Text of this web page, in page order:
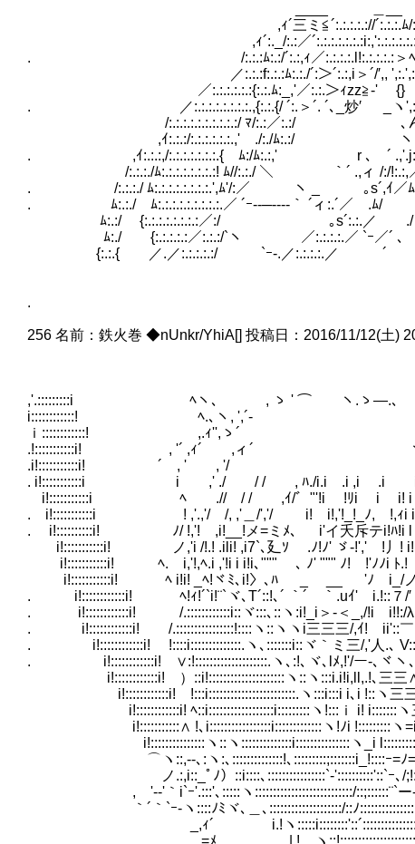
____ ＿__ ／ｨ:.､
,ｨ´三ミ≦´:.:.:.:.://´:.:.:.ﾑ/:/ ,ｨ´-
,ｨ´:._/:.:／´:.:.:.:.:.:.:i:,':.:.:.:.:.:.:.
. /:.:.:ﾑ:.:/´:.:,ｨ／:.:.:.:.l!:.:.:.:.:＞ﾍ:.',:.
／:.:.:f:.:.:ﾑ:.:./´:＞´:.:,i＞´/′,, ',:.',:.:.
／:.:.:.:.:.:{:.:.ﾑ:_,'／:.:.＞ｨzz≧‐' {}
. ／:.:.:.:.:.:.:.:.,{:.:.{/ ´:.＞´. ´､_炒′ _ヽ
/:.:.:.:.:.:.:.:.:.:/ ﾏ/:.:／:.:/ ､んｿ
,ｲ:.:.:/:.:.:.:.:.:.,' ./:./ﾑ:.:/ ヽ `/
. ,ｲ:.:.:,/:.:.:.:.:.:.:.{ ﾑ:/ﾑ:.:,' r ､ ´ .,'.j:.!:.:.| ./ノ 『
/:.:.:./ﾑ:.:.:.:.:.:.:.:! ﾑ//:.:./ ＼ ｀´ .,ィ /:/!:.:,
. /:.:.:./ ﾑ:.:.:.:.:.:.:.:.',ﾑ'/:／ ヽ _ ｡s´,ｲ／ﾑﾘ 『
. ﾑ:.:./ ﾑ:.:.:.:.:.:.:.:.:.／ ´ｰ--─--‐‐｀ ´ィ:.´／ .ﾑ/
ﾑ:.:/ {:.:.:.:.:.:.:.:／:/ ｡s´:.:.／ ./
ﾑ:./ {:.:.:.:.:／:.:.:/`ヽ ／:.:.:.:.／ `ｰ／´ ､
{:.:.{ ／.／:.:.:.:.:/ `ｰ‐.／:.:.:.:.／ ´
.
256 名前：鉄火巻 ◆nUnkr/YhiA[] 投稿日：2016/11/12(土)
,'.:::::::::i ﾍヽ､ , ゝ ' ⌒￣￣ヽ.ゝ―.､
i::::::::::::! ﾍ.､ヽ, ',´-
ｉ::::::::::::! ,.ｨ'',ゝ´
.!:::::::::::i! , '´ ,ｨ´ ,ィ´ ヽ､.
.i!:::::::::::i! ´ , ' , '/ i
. i!:::::::::::i i ,' ./ / / , ﾊ./i.i .i ,i .i i､
i!:::::::::::i ﾍ .// / / ,ｲ/゛"'!i !ﾘi i i!
. i!:::::::::::i ! ,'.,'/ /, ,'＿/','/ i! i!,'!_!_ﾉ, !,ｨi i
. i!::::::::::i! ﾉ/ !,'! ,i!__!メ=ミﾒ､ i'イ夭斥テi!ﾊ!i l
i!:::::::::::i! ノ,'i /!.! .ili! ,i7`､廴ｿ .ﾉ!ﾉ' ゞ‐!',' !丿!
i!:::::::::::i! ﾍ. i,'!,ﾍ.i ,'!i i i!i､""" ､ ﾉ' """ ﾉ! !'ﾉﾉi ﾄ.!
i!:::::::::::i! ﾍ i!i! _ﾍ!ヾﾐ､i!〉､ﾊ _ __ 'ﾉ i_/ノ
. i!::::::::::::i! ﾍ!ｨ!´`i!¨`ヾ､T´::!､´ ｀´ ｀.uｲ' i.!::７/
. i!::::::::::::i! /.::::::::::::i::ヾ:::､::ヽ:i!_i＞-＜_,/!i i!!:/λ
. i!::::::::::::i! /.::::::::::::::::!::::ヽ::ヽヽi三三三/,ｲ! ii'::￣
. i!::::::::::::i! !::::i::::::::::::::.ヽ､:::::::i::ヾ｀ミ三/,'人.､
. i!::::::::::::i! ∨:!::::::::::::::::::::.ヽ､:!､ヾ､lﾒ,!'/ー-､ヾヽ､
i!::::::::::::i! ）::i!:::::::::::::::::::::ヽ::ヽ:::i.i!i,ll,.!､三三∧
i!::::::::::::i! !:::i::::::::::::::::::::::::.ヽ:::i:::i i､i !::ヽ三三
i!::::::::::::i! ﾍ::i::::::::::::::::::i:::::::::ヽ!:::ｉ i! i:::::::ヽ三
i!:::::::::::∧ !､i:::::::::::::::::i:::::::::::::ヽ!ﾉi !:::::::::ヽ
i!:::::::::::::::ヽ::ヽ::::::::::::::i:::::::::::::::ヽ_i
⌒ヽ::,--､:ヽ:､::::::::::::::!､:::::::::;:::::::i_!::::ｰ=ﾉ=-
ノ.:,i::_ﾟﾉ）::i::::､::::::::::::::::`-'::::::::::'::`ｰ､/
,ゝ'-‐'｀i`ｰ'.:::'､:::::ヽ:::::::::::::::::::::::::::/::;::::::¨`ー-
｀´｀`ｰ-ヽ::::ﾉﾐヾ､＿､::::::::::::::::::::/::ﾉ
_,ｨ´￣￣ i.!ヽ
ゝ=ﾒ |.! ヽ